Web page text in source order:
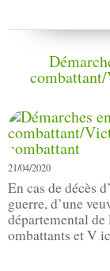
21/04/2020
En cas de décès
guerre, d’une
départemental
ombattants et V